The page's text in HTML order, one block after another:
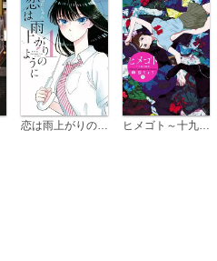
恋は雨上がりのように ヒメゴト～十九歳の制服～